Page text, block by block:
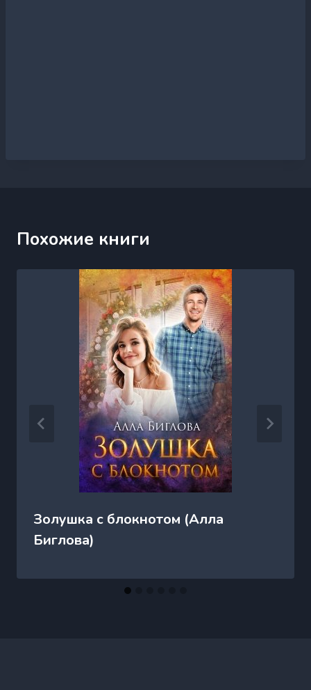
Похожие книги
Золушка с блокнотом (Алла
Биглова)